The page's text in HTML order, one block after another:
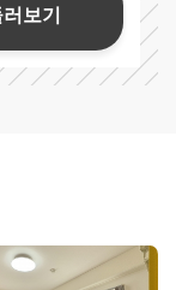
보기